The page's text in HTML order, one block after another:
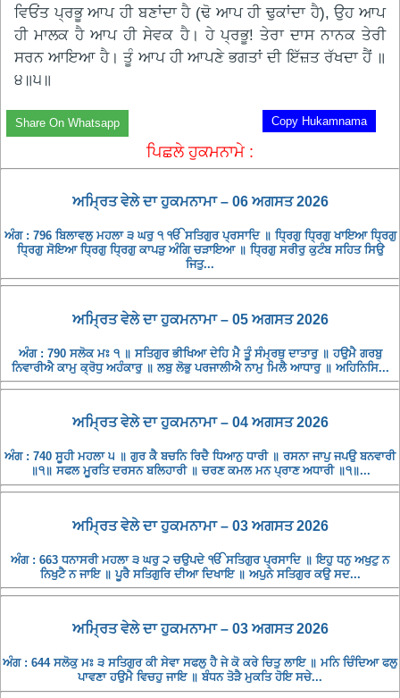
ਵਿਓਂਤ ਪ੍ਰਭੂ ਆਪ ਹੀ ਬਣਾਂਦਾ ਹੈ (ਢੋ ਆਪ ਹੀ ਢੁਕਾਂਦਾ ਹੈ), ਉਹ ਆਪ
ਹੀ ਮਾਲਕ ਹੈ ਆਪ ਹੀ ਸੇਵਕ ਹੈ। ਹੇ ਪ੍ਰਭੂ! ਤੇਰਾ ਦਾਸ ਨਾਨਕ ਤੇਰੀ
ਸਰਨ ਆਇਆ ਹੈ। ਤੂੰ ਆਪ ਹੀ ਆਪਣੇ ਭਗਤਾਂ ਦੀ ਇੱਜ਼ਤ ਰੱਖਦਾ ਹੈਂ ॥
੪॥੫॥
Copy Hukamnama
Share On Whatsapp
ਪਿਛਲੇ ਹੁਕਮਨਾਮੇ :
ਅਮ੍ਰਿਤ ਵੇਲੇ ਦਾ ਹੁਕਮਨਾਮਾ – 06 ਅਗਸਤ 2026
ਅੰਗ : 796 ਬਿਲਾਵਲੁ ਮਹਲਾ ੩ ਘਰੁ ੧ ੴ ਸਤਿਗੁਰ ਪ੍ਰਸਾਦਿ ॥ ਧ੍ਰਿਗੁ ਧ੍ਰਿਗੁ ਖਾਇਆ ਧ੍ਰਿਗੁ
ਧ੍ਰਿਗੁ ਸੋਇਆ ਧ੍ਰਿਗੁ ਧ੍ਰਿਗੁ ਕਾਪੜੁ ਅੰਗਿ ਚੜਾਇਆ ॥ ਧ੍ਰਿਗੁ ਸਰੀਰੁ ਕੁਟੰਬ ਸਹਿਤ ਸਿਉ
ਜਿਤੁ...
ਅਮ੍ਰਿਤ ਵੇਲੇ ਦਾ ਹੁਕਮਨਾਮਾ – 05 ਅਗਸਤ 2026
ਅੰਗ : 790 ਸਲੋਕ ਮਃ ੧ ॥ ਸਤਿਗੁਰ ਭੀਖਿਆ ਦੇਹਿ ਮੈ ਤੂੰ ਸੰਮ੍ਰਥੁ ਦਾਤਾਰੁ ॥ ਹਉਮੈ ਗਰਬੁ
ਨਿਵਾਰੀਐ ਕਾਮੁ ਕ੍ਰੋਧੁ ਅਹੰਕਾਰੁ ॥ ਲਬੁ ਲੋਭੁ ਪਰਜਾਲੀਐ ਨਾਮੁ ਮਿਲੈ ਆਧਾਰੁ ॥ ਅਹਿਨਿਸਿ...
ਅਮ੍ਰਿਤ ਵੇਲੇ ਦਾ ਹੁਕਮਨਾਮਾ – 04 ਅਗਸਤ 2026
ਅੰਗ : 740 ਸੂਹੀ ਮਹਲਾ ੫ ॥ ਗੁਰ ਕੈ ਬਚਨਿ ਰਿਦੈ ਧਿਆਨੁ ਧਾਰੀ ॥ ਰਸਨਾ ਜਾਪੁ ਜਪਉ ਬਨਵਾਰੀ
॥੧॥ ਸਫਲ ਮੂਰਤਿ ਦਰਸਨ ਬਲਿਹਾਰੀ ॥ ਚਰਣ ਕਮਲ ਮਨ ਪ੍ਰਾਣ ਅਧਾਰੀ ॥੧॥...
ਅਮ੍ਰਿਤ ਵੇਲੇ ਦਾ ਹੁਕਮਨਾਮਾ – 03 ਅਗਸਤ 2026
ਅੰਗ : 663 ਧਨਾਸਰੀ ਮਹਲਾ ੩ ਘਰੁ ੨ ਚਉਪਦੇ ੴ ਸਤਿਗੁਰ ਪ੍ਰਸਾਦਿ ॥ ਇਹੁ ਧਨੁ ਅਖੁਟੁ ਨ
ਨਿਖੁਟੈ ਨ ਜਾਇ ॥ ਪੂਰੈ ਸਤਿਗੁਰਿ ਦੀਆ ਦਿਖਾਇ ॥ ਅਪੁਨੇ ਸਤਿਗੁਰ ਕਉ ਸਦ...
ਅਮ੍ਰਿਤ ਵੇਲੇ ਦਾ ਹੁਕਮਨਾਮਾ – 03 ਅਗਸਤ 2026
ਅੰਗ : 644 ਸਲੋਕੁ ਮਃ ੩ ਸਤਿਗੁਰ ਕੀ ਸੇਵਾ ਸਫਲੁ ਹੈ ਜੇ ਕੋ ਕਰੇ ਚਿਤੁ ਲਾਇ ॥ ਮਨਿ ਚਿੰਦਿਆ ਫਲੁ
ਪਾਵਣਾ ਹਉਮੈ ਵਿਚਹੁ ਜਾਇ ॥ ਬੰਧਨ ਤੋੜੈ ਮੁਕਤਿ ਹੋਇ ਸਚੇ...